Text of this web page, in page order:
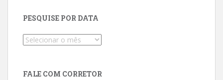
PESQUISE POR DATA
Pesquise
FALE COM CORRETOR